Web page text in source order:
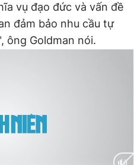
Thành
vụ đạo đức và vấn đề
đảm bảo nhu cầu tự
ông Goldman nói.